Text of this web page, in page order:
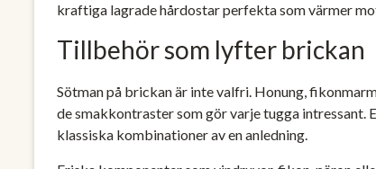
kraftiga lagrade hårdostar perfekta som värmer
Tillbehör som lyfter brickan
Sötman på brickan är inte valfri. Honung,
de smakkontraster som gör varje tugga intressant.
klassiska kombinationer av en anledning.